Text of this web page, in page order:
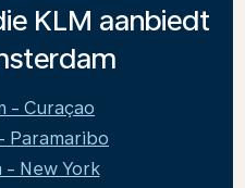
KLM aanbiedt
- Curaçao
Paramaribo
- New York